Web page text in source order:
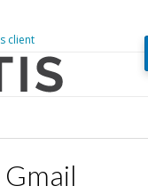
client